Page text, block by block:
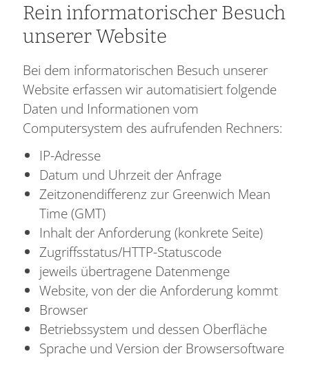
Rein informatorischer Besuch
unserer Website
Bei dem informatorischen Besuch unserer
Website erfassen wir automatisiert folgende
Daten und Informationen vom
Computersystem des aufrufenden Rechners:
IP-Adresse
Datum und Uhrzeit der Anfrage
Zeitzonendifferenz zur Greenwich Mean
Time (GMT)
Inhalt der Anforderung (konkrete Seite)
Zugriffsstatus/HTTP-Statuscode
jeweils übertragene Datenmenge
Website, von der die Anforderung kommt
Browser
Betriebssystem und dessen Oberfläche
Sprache und Version der Browsersoftware